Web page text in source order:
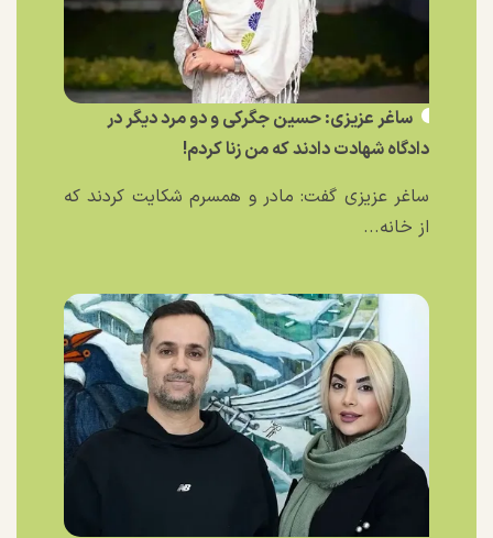
ساغر عزیزی: حسین جگرکی و دو مرد دیگر در
دادگاه شهادت دادند که من زنا کردم!
ساغر عزیزی گفت: مادر و همسرم شکایت کردند که
از خانه...